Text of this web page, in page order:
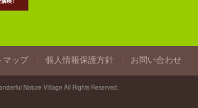
マップ 個人情報保護方針 お問い合わせ
Nature Village All Rights Reserved.